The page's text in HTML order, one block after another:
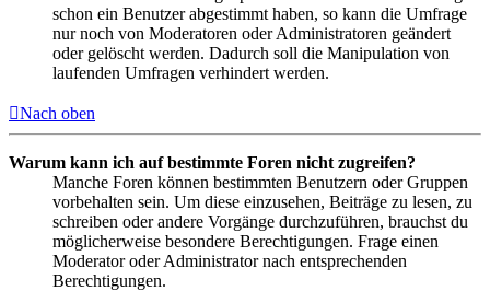
schon ein Benutzer abgestimmt haben, so kann die Umfrage
nur noch von Moderatoren oder Administratoren geändert
oder gelöscht werden. Dadurch soll die Manipulation von
laufenden Umfragen verhindert werden.
Nach oben
Warum kann ich auf bestimmte Foren nicht zugreifen?
Manche Foren können bestimmten Benutzern oder Gruppen
vorbehalten sein. Um diese einzusehen, Beiträge zu lesen, zu
schreiben oder andere Vorgänge durchzuführen, brauchst du
möglicherweise besondere Berechtigungen. Frage einen
Moderator oder Administrator nach entsprechenden
Berechtigungen.